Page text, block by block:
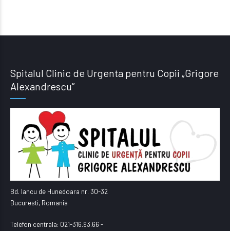
Spitalul Clinic de Urgenta pentru Copii „Grigore
Alexandrescu”
Bd. Iancu de Hunedoara nr. 30-32
Bucuresti, Romania
Telefon centrala: 021-316.93.66 -